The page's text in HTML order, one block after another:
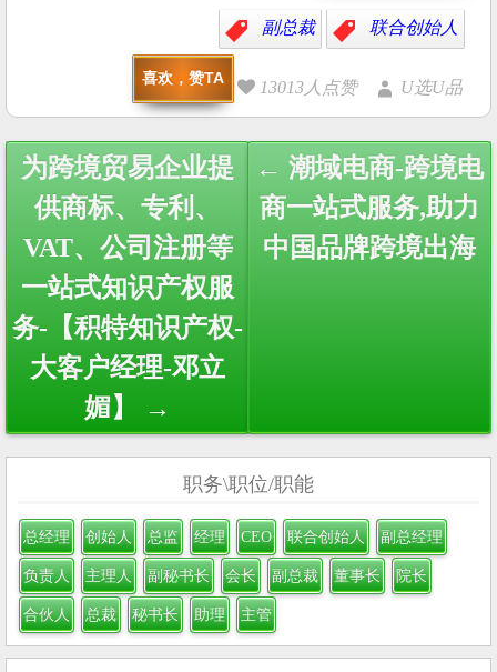
副总裁 联合创始人
喜欢，赞TA 13013人点赞 U选U品
Post
navigation
为跨境贸易企业提
供商标、专利、
VAT、公司注册等
一站式知识产权服
务-【积特知识产权-
大客户经理-邓立
媚】 →
← 潮域电商-跨境电
商一站式服务,助力
中国品牌跨境出海
职务\职位/职能
总经理 创始人 总监 经理 CEO 联合创始人 副总经理
负责人 主理人 副秘书长 会长 副总裁 董事长 院长
合伙人 总裁 秘书长 助理 主管